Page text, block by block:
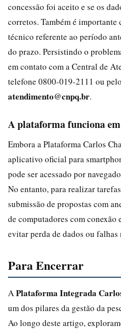
concessão foi aceito e se os
corretos. Também é importante
técnico referente ao período
do prazo. Persistindo o
em contato com a Central de
telefone 0800-019-2111 ou
atendimento@cnpq.br.
A plataforma funciona
Embora a Plataforma Carlos
aplicativo oficial para
pode ser acessado por
No entanto, para realizar
submissão de propostas com
de computadores com conexão
evitar perda de dados ou falhas
Para Encerrar
A Plataforma Integrada
um dos pilares da gestão da
Ao longo deste artigo,